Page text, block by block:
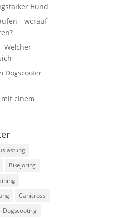
Hund
– worauf
Welcher
Dogscooter
mit einem
Bikejöring
Canicross
Dogscooting